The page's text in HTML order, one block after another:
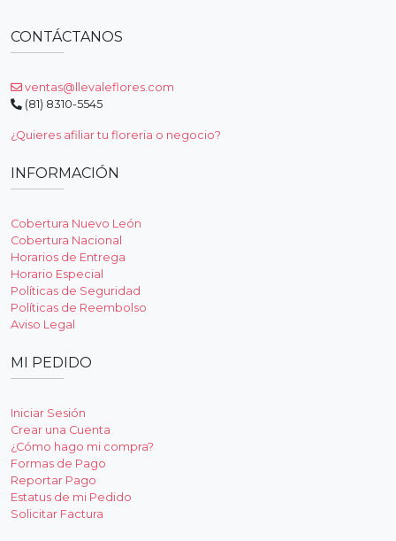
CONTÁCTANOS
ventas@llevaleflores.com
(81) 8310-5545
¿Quieres afiliar tu floreria o negocio?
INFORMACIÓN
Cobertura Nuevo León
Cobertura Nacional
Horarios de Entrega
Horario Especial
Políticas de Seguridad
Políticas de Reembolso
Aviso Legal
MI PEDIDO
Iniciar Sesión
Crear una Cuenta
¿Cómo hago mi compra?
Formas de Pago
Reportar Pago
Estatus de mi Pedido
Solicitar Factura